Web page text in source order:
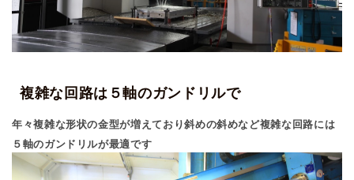
複雑な回路は５軸のガンドリルで
年々複雑な形状の金型が増えており斜めの斜めなど複雑な回路には
５軸のガンドリルが最適です